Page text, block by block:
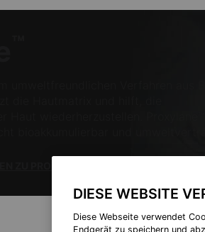
DIESE WEBSITE
Diese Webseite verwendet
Endgerät zu speichern und